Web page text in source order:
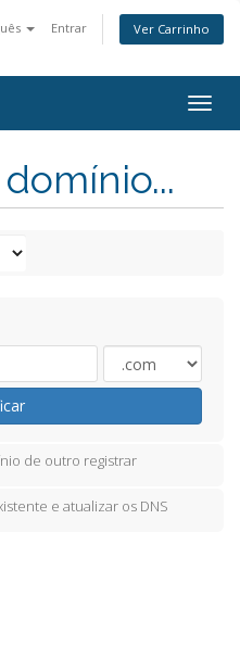
Entrar Ver Carrinho
de outro registrar
e atualizar os DNS